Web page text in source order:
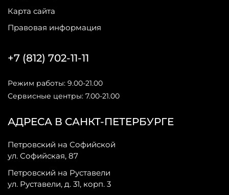
Карта сайта
Правовая информация
АДРЕСА В САНКТ-ПЕТЕРБУРГЕ
Петровский на Софийской
ул. Софийская, 87
Петровский на Руставели
ул. Руставели, д. 31, корп. 3
+7 (812) 702-11-11
Режим работы: 9.00-21.00
Сервисные центры: 7.00-21.00